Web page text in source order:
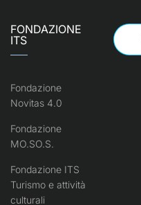
FONDAZIONE
ITS
Fondazione
Novitas 4.0
Fondazione
MO.SO.S.
Fondazione ITS
Turismo e attività
culturali